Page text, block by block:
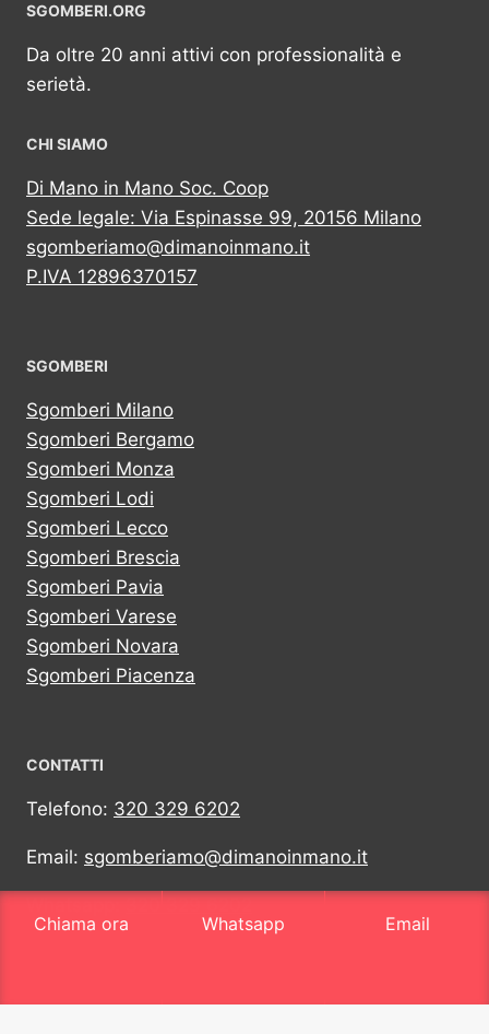
SGOMBERI.ORG
Da oltre 20 anni attivi con professionalità e
serietà.
CHI SIAMO
Di Mano in Mano Soc. Coop
Sede legale: Via Espinasse 99, 20156 Milano
sgomberiamo@dimanoinmano.it
P.IVA 12896370157
SGOMBERI
Sgomberi Milano
Sgomberi Bergamo
Sgomberi Monza
Sgomberi Lodi
Sgomberi Lecco
Sgomberi Brescia
Sgomberi Pavia
Sgomberi Varese
Sgomberi Novara
Sgomberi Piacenza
CONTATTI
Telefono: 320 329 6202
Email: sgomberiamo@dimanoinmano.it
Chiama ora
Whatsapp Email